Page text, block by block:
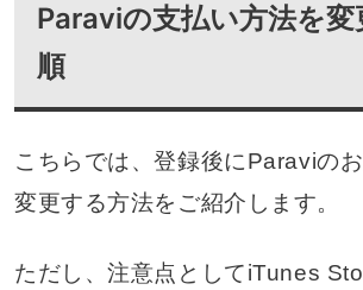
Paraviの支払い方法を
順
こちらでは、登録後にParaviの
変更する方法をご紹介します。
ただし、注意点としてiTunes